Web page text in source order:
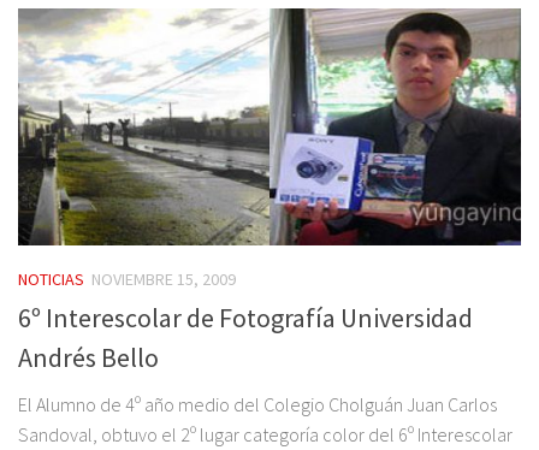
NOTICIAS NOVIEMBRE 15, 2009
6º Interescolar de Fotografía Universidad
Andrés Bello
El Alumno de 4º año medio del Colegio Cholguán Juan Carlos
Sandoval, obtuvo el 2º lugar categoría color del 6º Interescolar